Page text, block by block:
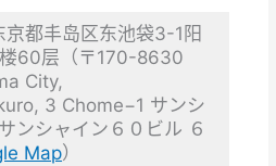
都丰岛区东池袋3-1阳
60层（〒170-8630
City,
3 Chome−1 サンシ
ンシャイン６０ビル ６
Map）